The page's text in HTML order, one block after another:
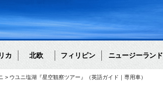
カ 北欧 フィリピン ニュージーランド
ウユニ塩湖『星空観察ツアー』（英語ガイド｜専用車）